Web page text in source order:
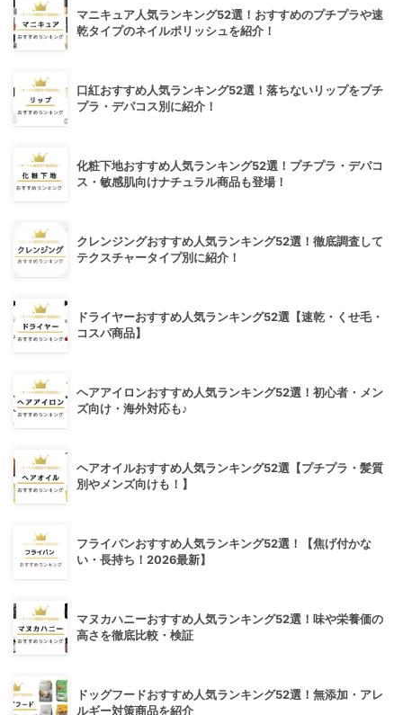
マニキュア人気ランキング52選！おすすめのプチプラや速
乾タイプのネイルポリッシュを紹介！
口紅おすすめ人気ランキング52選！落ちないリップをプチ
プラ・デパコス別に紹介！
化粧下地おすすめ人気ランキング52選！プチプラ・デパコ
ス・敏感肌向けナチュラル商品も登場！
クレンジングおすすめ人気ランキング52選！徹底調査して
テクスチャータイプ別に紹介！
ドライヤーおすすめ人気ランキング52選【速乾・くせ毛・
コスパ商品】
ヘアアイロンおすすめ人気ランキング52選！初心者・メン
ズ向け・海外対応も♪
ヘアオイルおすすめ人気ランキング52選【プチプラ・髪質
別やメンズ向けも！】
フライパンおすすめ人気ランキング52選！【焦げ付かな
い・長持ち！2026最新】
マヌカハニーおすすめ人気ランキング52選！味や栄養価の
高さを徹底比較・検証
ドッグフードおすすめ人気ランキング52選！無添加・アレ
ルギー対策商品を紹介